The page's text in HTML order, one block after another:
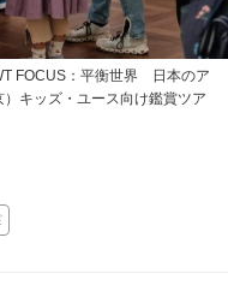
FOCUS：平衡世界 日本のア
キッズ・ユース向け鑑賞ツア